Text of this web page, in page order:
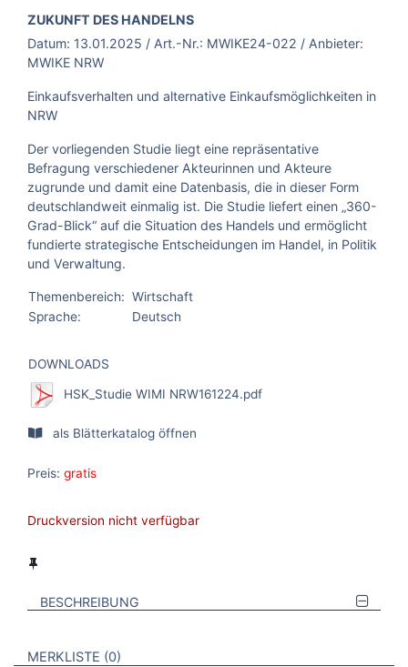
BROSCHÜRE:
ZUKUNFT DES HANDELNS
Datum: 13.01.2025 / Art.-Nr.: MWIKE24-022 / Anbieter:
MWIKE NRW
Einkaufsverhalten und alternative Einkaufsmöglichkeiten in
NRW
Der vorliegenden Studie liegt eine repräsentative
Befragung verschiedener Akteurinnen und Akteure
zugrunde und damit eine Datenbasis, die in dieser Form
deutschlandweit einmalig ist. Die Studie liefert einen „360-
Grad-Blick“ auf die Situation des Handels und ermöglicht
fundierte strategische Entscheidungen im Handel, in Politik
und Verwaltung.
Themenbereich: Wirtschaft
Sprache:
Deutsch
DOWNLOADS
HSK_Studie WIMI NRW161224.pdf
als Blätterkatalog öffnen
Preis: gratis
Druckversion nicht verfügbar
BESCHREIBUNG
VERWEISE AUF VERMERKTE- ODER ZULETZT ANGESEHENE
MERKLISTE 0 BROSCHÜREN